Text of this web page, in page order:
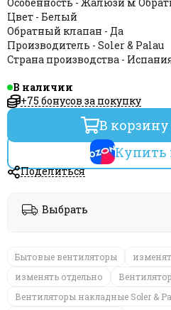
Цвет - Белый
Обратный клапан - Да
Производитель - Soler & Palau
Страна производства -
В наличии
+75 бонусов за покупку
В корзину
Купить
Поделиться
Выбрать
Бытовые вентиляторы
изменять отдельно
Вентиляторы накладные Soler &